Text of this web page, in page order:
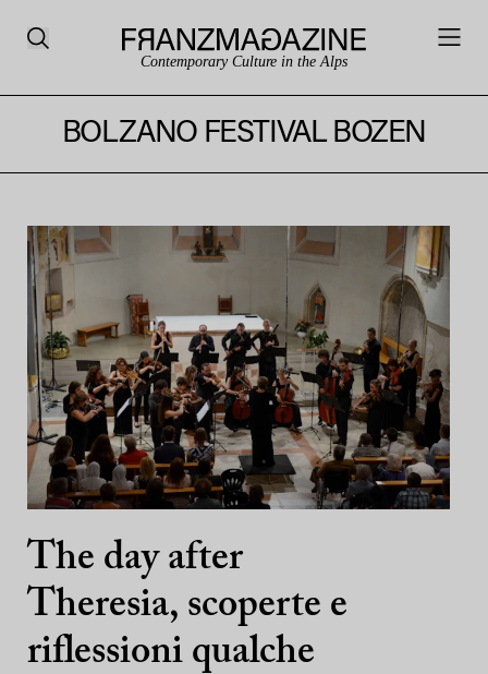
Contemporary Culture in the Alps
BOLZANO FESTIVAL BOZEN
The day after
Theresia, scoperte e
riflessioni qualche